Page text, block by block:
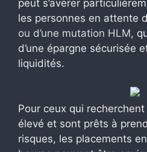
peut s’avérer
les personnes en attente
ou d’une mutation HLM,
d’une épargne sécurisée
liquidités.
Pour ceux qui
élevé et sont prêts à
risques, les placements